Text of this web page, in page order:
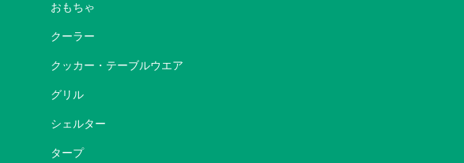
おもちゃ
クーラー
クッカー・テーブルウエア
グリル
シェルター
タープ